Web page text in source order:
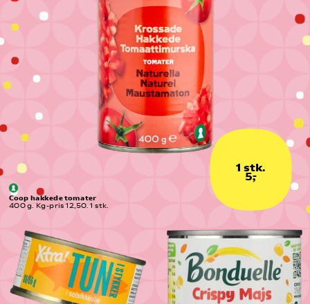
1 stk.
5,-
Coop hakkede tomater
400 g. Kg-pris 12,50. 1 stk.